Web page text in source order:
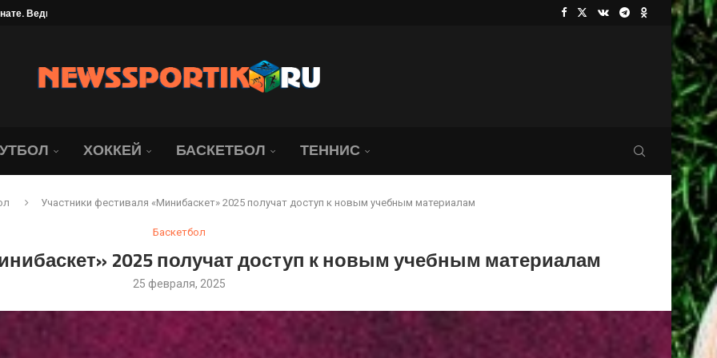
Ведь...
ХОККЕЙ БАСКЕТБОЛ ТЕННИС
Участники фестиваля «Минибаскет» 2025 получат доступ к новым учебным материалам
Баскетбол
2025 получат доступ к новым учебным материалам
25 февраля, 2025